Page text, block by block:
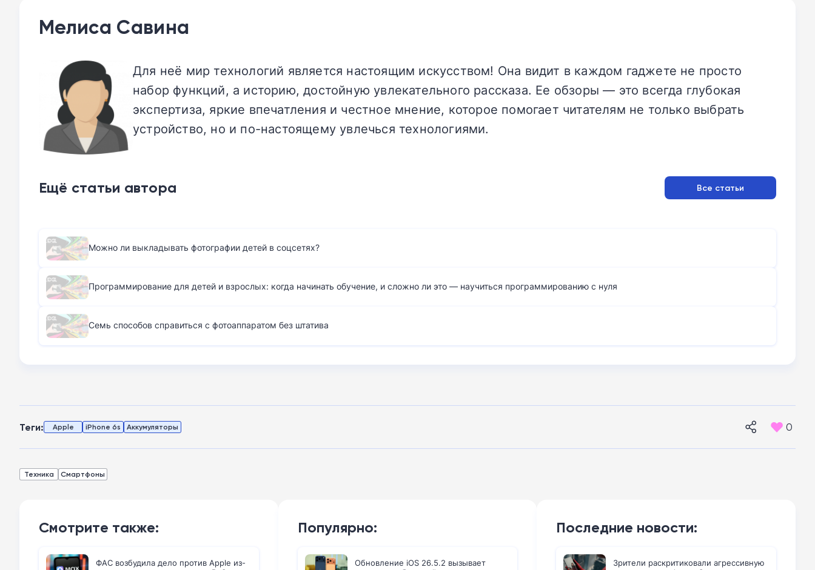
Мелиса Савина
Для неё мир технологий является настоящим искусством! Она видит в каждом гаджете не просто
набор функций, а историю, достойную увлекательного рассказа. Ее обзоры — это всегда глубокая
экспертиза, яркие впечатления и честное мнение, которое помогает читателям не только выбрать
устройство, но и по-настоящему увлечься технологиями.
Ещё статьи автора Все статьи
Можно ли выкладывать фотографии детей в соцсетях?
Программирование для детей и взрослых: когда начинать обучение, и сложно ли это — научиться программированию с нуля
Семь способов справиться с фотоаппаратом без штатива
Теги: Apple iPhone 6s Аккумуляторы 0
Техника Смартфоны
Смотрите также:
ФАС возбудила дело против Apple из-
Популярно:
Обновление iOS 26.5.2 вызывает
Последние новости:
Зрители раскритиковали агрессивную